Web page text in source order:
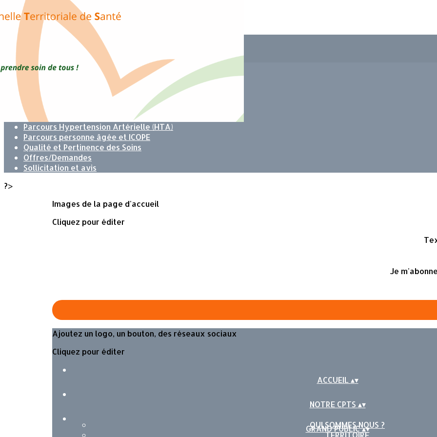
Exporter les lignes sélectionnées
Exporter toutes les colonnes
Exporter uniquement les colonnes affichées
<
Missions
Accès au Médecin traitant
Soins non programmés
Parcours Hypertension Artérielle (HTA)
Parcours personne âgée et ICOPE
Qualité et Pertinence des Soins
Offres/Demandes
Sollicitation et avis
?>
Images de la page d'accueil
Cliquez pour éditer
Je
Ajoutez un logo, un bouton, des réseaux sociaux
Cliquez pour éditer
ACCUEIL ▴▾
NOTRE CPTS ▴▾
QUI SOMMES NOUS ?
TERRITOIRE
GRAND PUBLIC▴▾